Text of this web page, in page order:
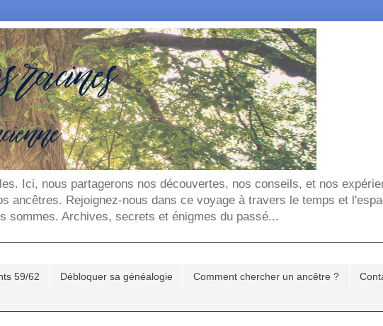
Ici, nous partagerons nos découvertes, nos conseils, et nos
ancêtres. Rejoignez-nous dans ce voyage à travers le temps et
sommes. Archives, secrets et énigmes du passé...
59/62 Débloquer sa généalogie Comment chercher un ancêtre ?